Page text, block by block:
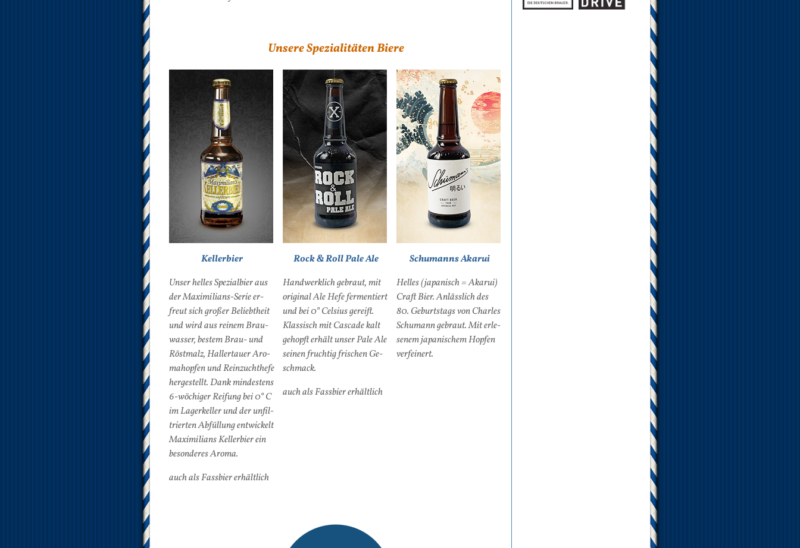
Unsere Spezialitäten Biere
Kellerbier
Un­ser hel­les Spe­zi­al­bier aus
der Ma­xi­mi­li­ans-Se­rie er­
freut sich gro­ßer Be­liebt­heit
und wird aus rei­nem Brau­
was­ser, bes­tem Brau- und
Röst­malz, Hal­ler­tau­er Aro­
mahop­fen und Rein­zucht­he­fe
her­ge­stellt. Dank min­des­tens
6-wö­chi­ger Rei­fung bei 0° C
im La­ger­kel­ler und der un­fil­
trier­ten Ab­fül­lung ent­wi­ckelt
Ma­xi­mi­li­ans Kel­ler­bier ein
be­son­de­res Aro­ma.
auch als Fassbier erhältlich
Rock & Roll Pale Ale
Hand­werk­lich ge­braut, mit
ori­gi­nal Ale He­fe fer­men­tiert
und bei 0° Cel­si­us ge­reift.
Klas­sisch mit Cas­ca­de kalt
gehopft er­hält un­ser Pa­le Ale
sei­nen fruch­tig fri­schen Ge­
schmack.
auch als Fassbier erhältlich
Schumanns Akarui
Hel­les (ja­panisch = Aka­rui)
Craft Bier. An­läss­lich des
80. Ge­burts­tags von Charles
Schu­mann ge­braut. Mit er­le­
se­nem ja­pa­ni­schem Hop­fen
ver­fei­nert.